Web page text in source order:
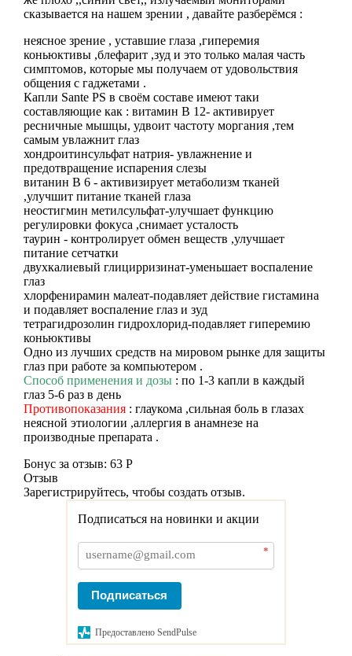
сказывается на нашем зрении , давайте разберёмся :
неясное зрение , уставшие глаза ,гиперемия
коньюктивы ,блефарит ,зуд и это только малая часть
симптомов, которые мы получаем от удовольствия
общения с гаджетами .
Капли Sаnte PS в своём составе имеют таки
составляющие как : витамин В 12- активирует
ресничные мышцы, удвоит частоту моргания ,тем
самым увлажнит глаз
хондроитинсульфат натрия- увлажнение и
предотвращение испарения слезы
витанин В 6 - активизирует метаболизм тканей
,улучшит питание тканей глаза
неостигмин метилсульфат-улучшает функцию
регулировки фокуса ,снимает усталость
таурин - контролирует обмен веществ ,улучшает
питание сетчатки
двухкалиевый глицирризинат-уменьшает воспаление
глаз
хлорфенирамин малеат-подавляет действие гистамина
и подавляет воспаление глаз и зуд
тетрагидрозолин гидрохлорид-подавляет гиперемию
коньюктивы
Одно из лучших средств на мировом рынке для защиты
глаз при работе за компьютером .
Способ применения и дозы: по 1-3 капли в каждый
глаз 5-6 раз в день
Противопоказания: глаукома ,сильная боль в глазах
неясной этиологии ,аллергия в анамнезе на
производные препарата .
Бонус за отзыв: 63 Р
Отзыв
Зарегистрируйтесь, чтобы создать отзыв.
Подписаться на новинки и акции
*
Подписаться
Предоставлено SendPulse